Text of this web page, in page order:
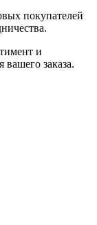
покупателей
и
заказа.